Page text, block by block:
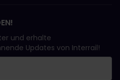
und erhalte
Updates von Interrail!